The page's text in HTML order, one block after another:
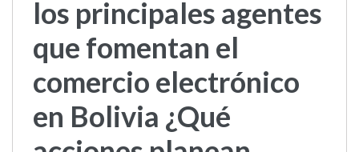
los principales agentes
que fomentan el
comercio electrónico
en Bolivia ¿Qué